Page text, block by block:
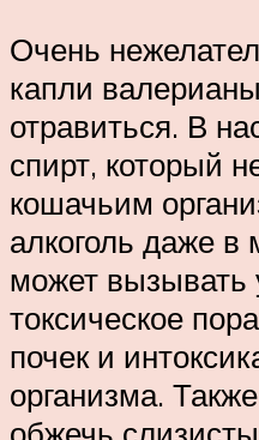
Очень
капли
отравиться. В
спирт, который
кошачьим
алкоголь даже в
может вызывать
токсическое
почек и
организма.
обжечь